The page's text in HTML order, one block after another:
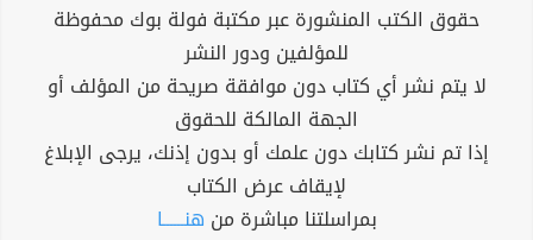
حقوق الكتب المنشورة عبر مكتبة فولة بوك محفوظة
للمؤلفين ودور النشر
لا يتم نشر أي كتاب دون موافقة صريحة من المؤلف أو
الجهة المالكة للحقوق
إذا تم نشر كتابك دون علمك أو بدون إذنك، يرجى الإبلاغ
لإيقاف عرض الكتاب
بمراسلتنا مباشرة من هنــــــا